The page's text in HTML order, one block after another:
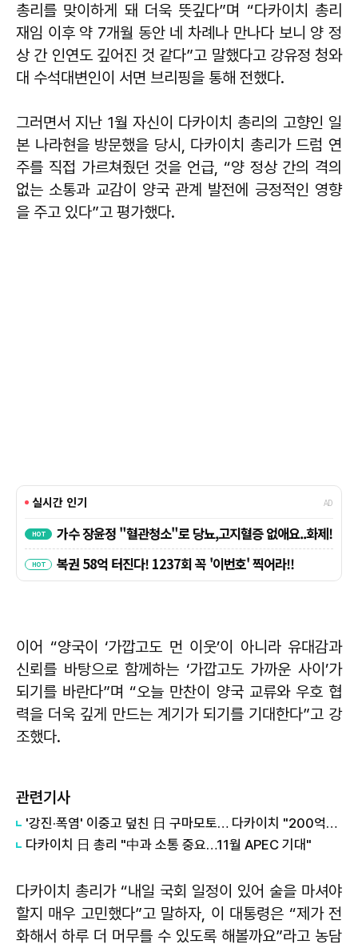
총리를 맞이하게 돼 더욱 뜻깊다”며 “다카이치 총리
재임 이후 약 7개월 동안 네 차례나 만나다 보니 양 정
상 간 인연도 깊어진 것 같다”고 말했다고 강유정 청와
대 수석대변인이 서면 브리핑을 통해 전했다.
그러면서 지난 1월 자신이 다카이치 총리의 고향인 일
본 나라현을 방문했을 당시, 다카이치 총리가 드럼 연
주를 직접 가르쳐줬던 것을 언급, “양 정상 간의 격의
없는 소통과 교감이 양국 관계 발전에 긍정적인 영향
을 주고 있다”고 평가했다.
이어 “양국이 ‘가깝고도 먼 이웃’이 아니라 유대감과
신뢰를 바탕으로 함께하는 ‘가깝고도 가까운 사이’가
되기를 바란다”며 “오늘 만찬이 양국 교류와 우호 협
력을 더욱 깊게 만드는 계기가 되기를 기대한다”고 강
조했다.
관련기사
'강진·폭염' 이중고 덮친 日 구마모토… 다카이치 "200억엔 투입"
다카이치 日 총리 "中과 소통 중요…11월 APEC 기대"
다카이치 총리가 “내일 국회 일정이 있어 술을 마셔야
할지 매우 고민했다”고 말하자, 이 대통령은 “제가 전
화해서 하루 더 머무를 수 있도록 해볼까요”라고 농담